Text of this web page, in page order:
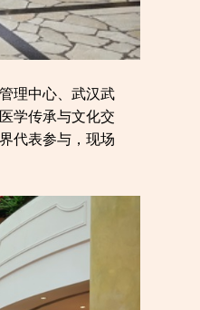
理中心、武汉武
学传承与文化交
代表参与，现场